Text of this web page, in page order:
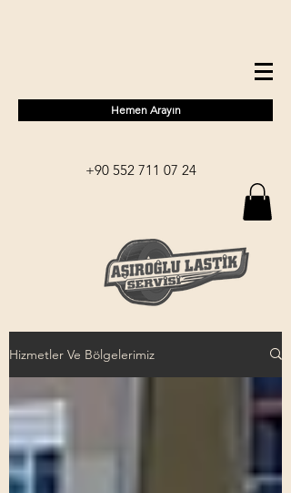
Hemen Arayın
+90 552 711 07 24
Hizmetler Ve Bölgelerimiz